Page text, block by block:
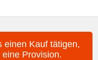
einen Kauf tätigen,
Provision.